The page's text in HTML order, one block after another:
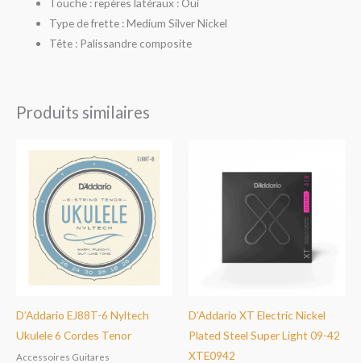
Type de frette : Medium Silver Nickel
Tête : Palissandre composite
Produits similaires
D’Addario EJ88T-6 Nyltech
Ukulele 6 Cordes Tenor
Accessoires Guitares
D’Addario XT Electric Nickel
Plated Steel Super Light 09-42
XTE0942